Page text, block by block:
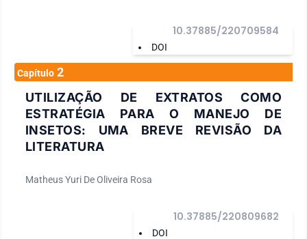
DOI
10.37885/220709584
Capítulo 2
UTILIZAÇÃO DE EXTRATOS COMO
ESTRATÉGIA PARA O MANEJO DE
INSETOS: UMA BREVE REVISÃO DA
LITERATURA
Matheus Yuri De Oliveira Rosa
DOI
10.37885/220809682